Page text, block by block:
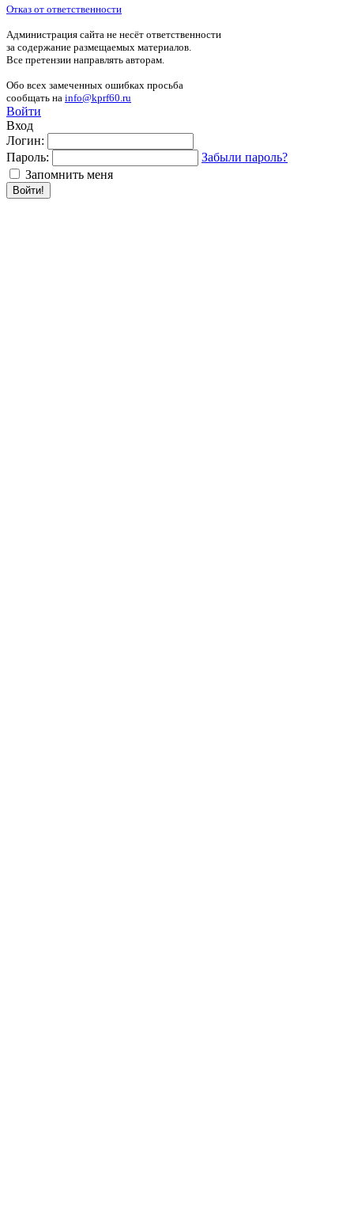
Отказ от ответственности
Администрация сайта не несёт ответственности
за содержание размещаемых материалов.
Все претензии направлять авторам.
Обо всех замеченных ошибках просьба
сообщать на info@kprf60.ru
Войти
Вход
Логин:
Пароль:
Забыли пароль?
Запомнить меня